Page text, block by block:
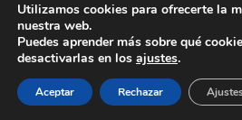

Utilizamos cookies para ofrecerte la
nuestra web.
Puedes aprender más sobre qué
desactivarlas en los ajustes.
Aceptar Rechazar